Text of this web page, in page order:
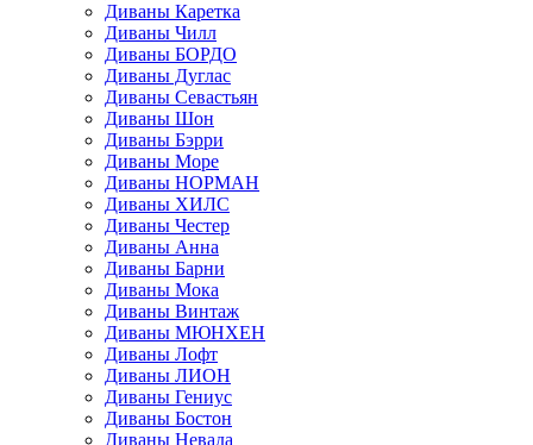
Диваны Каретка
Диваны Чилл
Диваны БОРДО
Диваны Дуглас
Диваны Севастьян
Диваны Шон
Диваны Бэрри
Диваны Море
Диваны НОРМАН
Диваны ХИЛС
Диваны Честер
Диваны Анна
Диваны Барни
Диваны Мока
Диваны Винтаж
Диваны МЮНХЕН
Диваны Лофт
Диваны ЛИОН
Диваны Гениус
Диваны Бостон
Диваны Невада